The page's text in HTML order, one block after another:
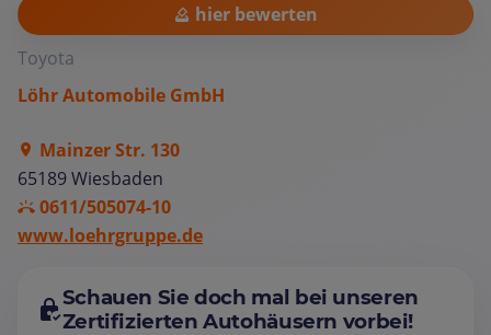
hier bewerten
Toyota
Löhr Automobile GmbH
Mainzer Str. 130
65189 Wiesbaden
0611/505074-10
www.loehrgruppe.de
Schauen Sie doch mal bei unseren
Zertifizierten Autohäusern vorbei!